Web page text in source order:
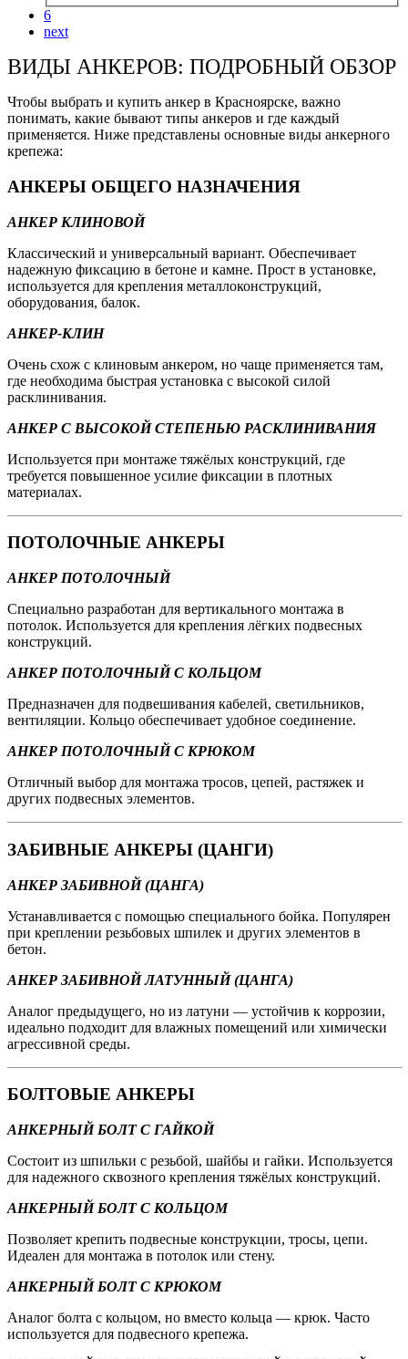
6
next
ВИДЫ АНКЕРОВ: ПОДРОБНЫЙ ОБЗОР
Чтобы выбрать и купить анкер в Красноярске, важно
понимать, какие бывают типы анкеров и где каждый
применяется. Ниже представлены основные виды анкерного
крепежа:
АНКЕРЫ ОБЩЕГО НАЗНАЧЕНИЯ
АНКЕР КЛИНОВОЙ
Классический и универсальный вариант. Обеспечивает
надежную фиксацию в бетоне и камне. Прост в установке,
используется для крепления металлоконструкций,
оборудования, балок.
АНКЕР-КЛИН
Очень схож с клиновым анкером, но чаще применяется там,
где необходима быстрая установка с высокой силой
расклинивания.
АНКЕР С ВЫСОКОЙ СТЕПЕНЬЮ РАСКЛИНИВАНИЯ
Используется при монтаже тяжёлых конструкций, где
требуется повышенное усилие фиксации в плотных
материалах.
ПОТОЛОЧНЫЕ АНКЕРЫ
АНКЕР ПОТОЛОЧНЫЙ
Специально разработан для вертикального монтажа в
потолок. Используется для крепления лёгких подвесных
конструкций.
АНКЕР ПОТОЛОЧНЫЙ С КОЛЬЦОМ
Предназначен для подвешивания кабелей, светильников,
вентиляции. Кольцо обеспечивает удобное соединение.
АНКЕР ПОТОЛОЧНЫЙ С КРЮКОМ
Отличный выбор для монтажа тросов, цепей, растяжек и
других подвесных элементов.
ЗАБИВНЫЕ АНКЕРЫ (ЦАНГИ)
АНКЕР ЗАБИВНОЙ (ЦАНГА)
Устанавливается с помощью специального бойка. Популярен
при креплении резьбовых шпилек и других элементов в
бетон.
АНКЕР ЗАБИВНОЙ ЛАТУННЫЙ (ЦАНГА)
Аналог предыдущего, но из латуни — устойчив к коррозии,
идеально подходит для влажных помещений или химически
агрессивной среды.
БОЛТОВЫЕ АНКЕРЫ
АНКЕРНЫЙ БОЛТ С ГАЙКОЙ
Состоит из шпильки с резьбой, шайбы и гайки. Используется
для надежного сквозного крепления тяжёлых конструкций.
АНКЕРНЫЙ БОЛТ С КОЛЬЦОМ
Позволяет крепить подвесные конструкции, тросы, цепи.
Идеален для монтажа в потолок или стену.
АНКЕРНЫЙ БОЛТ С КРЮКОМ
Аналог болта с кольцом, но вместо кольца — крюк. Часто
используется для подвесного крепежа.